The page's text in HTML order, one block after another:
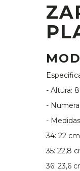
- Altura:
-
-
34: 22 cm
35: 22,8
36: 23,6